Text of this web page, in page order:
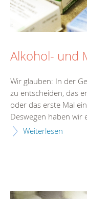
Alkohol- und
Wir glauben: In der
zu entscheiden, das
oder das erste Mal
Deswegen haben wir
Weiterlesen